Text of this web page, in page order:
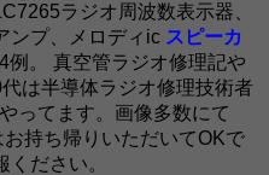
ラジオ周波数表示器、
ンプ、メロディic スピーカ
例。 真空管ラジオ修理記や
は半導体ラジオ修理技術者
ってます。画像多数にて
持ち帰りいただいてOKで
ださい。